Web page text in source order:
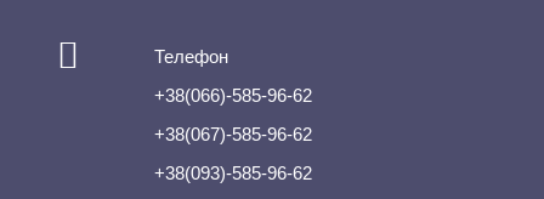
Телефон
+38(066)-585-96-62
+38(067)-585-96-62
+38(093)-585-96-62